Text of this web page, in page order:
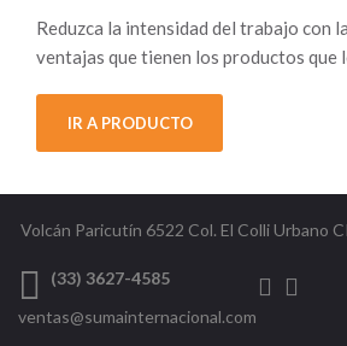
Reduzca la intensidad del trabajo con
ventajas que tienen los productos que
IR A PRODUCTO
Volcán Paricutín 6522 Col. El Colli Urbano
(33) 3627-4585
ventas@sumainternacional.com